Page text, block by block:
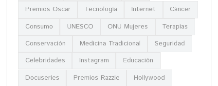
Premios Oscar
Tecnología Internet
Cáncer
Consumo
UNESCO ONU Mujeres
Terapias
Conservación
Medicina Tradicional
Seguridad
Celebridades
Instagram
Educación
Docuseries
Premios Razzie
Hollywood